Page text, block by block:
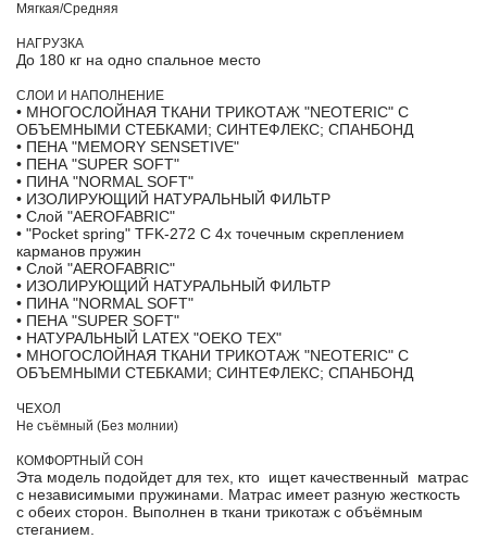
Мягкая/Средняя
НАГРУЗКА
До 180 кг на одно спальное место
СЛОИ И НАПОЛНЕНИЕ
• МНОГОСЛОЙНАЯ ТКАНИ ТРИКОТАЖ "NEOTERIC" С
ОБЪЕМНЫМИ СТЕБКАМИ; СИНТЕФЛЕКС; СПАНБОНД
• ПЕНА "MEMORY SENSETIVE"
• ПЕНА "SUPER SOFT"
• ПИНА "NORMAL SOFT"
• ИЗОЛИРУЮЩИЙ НАТУРАЛЬНЫЙ ФИЛЬТР
• Слой "AEROFABRIC"
• "Pocket spring" TFK-272 С 4х точечным скреплением
карманов пружин
• Слой "AEROFABRIC"
• ИЗОЛИРУЮЩИЙ НАТУРАЛЬНЫЙ ФИЛЬТР
• ПИНА "NORMAL SOFT"
• ПЕНА "SUPER SOFT"
• НАТУРАЛЬНЫЙ LATEX "OEKO TEX"
• МНОГОСЛОЙНАЯ ТКАНИ ТРИКОТАЖ "NEOTERIC" С
ОБЪЕМНЫМИ СТЕБКАМИ; СИНТЕФЛЕКС; СПАНБОНД
ЧЕХОЛ
Не съёмный (Без молнии)
КОМФОРТНЫЙ СОН
Эта модель подойдет для тех, кто ищет качественный матрас
с независимыми пружинами. Матрас имеет разную жесткость
с обеих сторон. Выполнен в ткани трикотаж с объёмным
стеганием.